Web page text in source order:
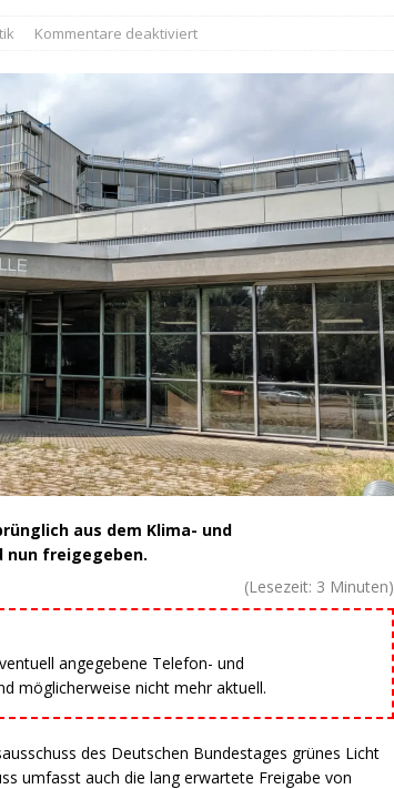
Kommentare deaktiviert
aus dem Klima- und
nun freigegeben.
(Lesezeit: 3 Minuten)
angegebene Telefon- und
möglicherweise nicht mehr aktuell.
des Deutschen Bundestages grünes Licht
umfasst auch die lang erwartete Freigabe von